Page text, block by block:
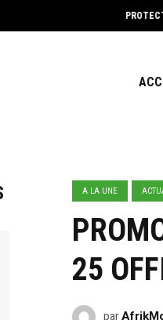
DES MANGROVES : LE
A LA UNE
25
par